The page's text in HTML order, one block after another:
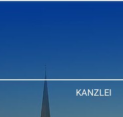
KANZLEI